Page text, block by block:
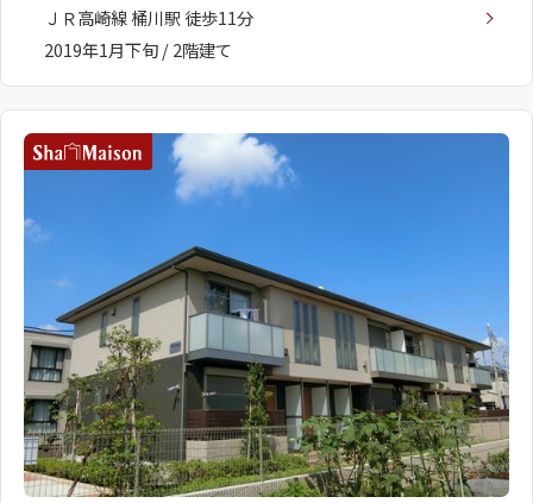
ＪＲ高崎線 桶川駅 徒歩11分
2019年1月下旬 / 2階建て